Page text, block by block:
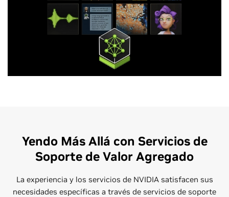
Yendo Más Allá con Servicios de
Soporte de Valor Agregado
La experiencia y los servicios de NVIDIA satisfacen sus
necesidades específicas a través de servicios de soporte